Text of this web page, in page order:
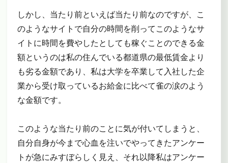
しかし、当たり前といえば当たり前なのですが、こ
のようなサイトで自分の時間を削ってこのようなサ
イトに時間を費やしたとしても稼ぐことのできる金
額というのは私の住んでいる都道県の最低賃金より
も劣る金額であり、私は大学を卒業して入社した企
業から受け取っているお給金に比べて雀の涙のよう
な金額です。
このような当たり前のことに気が付いてしまうと、
自分自身が今まで心血を注いでやってきたアンケー
トが急にみすぼらしく見え、それ以降私はアンケー